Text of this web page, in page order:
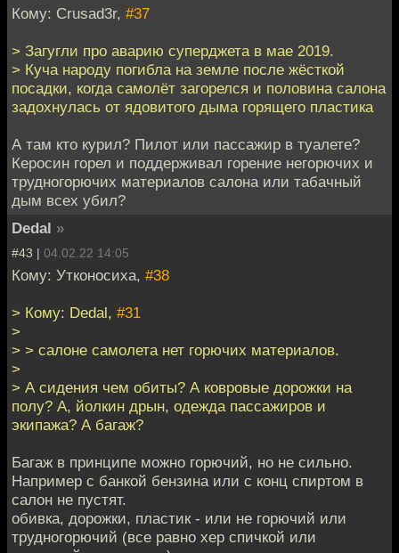
Кому: Crusad3r, #37
> Загугли про аварию суперджета в мае 2019.
> Куча народу погибла на земле после жёсткой
посадки, когда самолёт загорелся и половина салона
задохнулась от ядовитого дыма горящего пластика
А там кто курил? Пилот или пассажир в туалете?
Керосин горел и поддерживал горение негорючих и
трудногорючих материалов салона или табачный
дым всех убил?
Dedal »
#43 | 04.02.22 14:05
Кому: Утконосиха, #38
> Кому: Dedal, #31
>
> > салоне самолета нет горючих материалов.
>
> А сидения чем обиты? А ковровые дорожки на
полу? А, йолкин дрын, одежда пассажиров и
экипажа? А багаж?
Багаж в принципе можно горючий, но не сильно.
Например с банкой бензина или с конц спиртом в
салон не пустят.
обивка, дорожки, пластик - или не горючий или
трудногорючий (все равно хер спичкой или